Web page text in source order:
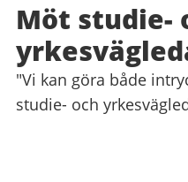
Möt studie-
"Vi kan göra både
studie- och